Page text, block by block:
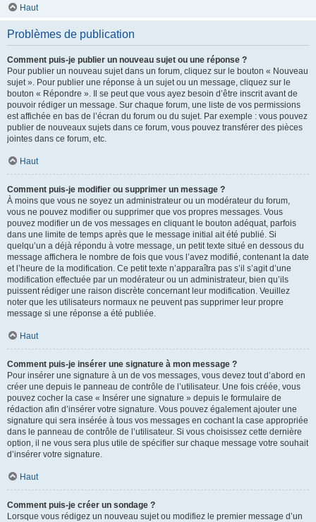
Haut
Problèmes de publication
Comment puis-je publier un nouveau sujet ou une réponse ?
Pour publier un nouveau sujet dans un forum, cliquez sur le bouton « Nouveau
sujet ». Pour publier une réponse à un sujet ou un message, cliquez sur le
bouton « Répondre ». Il se peut que vous ayez besoin d’être inscrit avant de
pouvoir rédiger un message. Sur chaque forum, une liste de vos permissions
est affichée en bas de l’écran du forum ou du sujet. Par exemple : vous pouvez
publier de nouveaux sujets dans ce forum, vous pouvez transférer des pièces
jointes dans ce forum, etc.
Haut
Comment puis-je modifier ou supprimer un message ?
À moins que vous ne soyez un administrateur ou un modérateur du forum,
vous ne pouvez modifier ou supprimer que vos propres messages. Vous
pouvez modifier un de vos messages en cliquant le bouton adéquat, parfois
dans une limite de temps après que le message initial ait été publié. Si
quelqu’un a déjà répondu à votre message, un petit texte situé en dessous du
message affichera le nombre de fois que vous l’avez modifié, contenant la date
et l’heure de la modification. Ce petit texte n’apparaîtra pas s’il s’agit d’une
modification effectuée par un modérateur ou un administrateur, bien qu’ils
puissent rédiger une raison discrète concernant leur modification. Veuillez
noter que les utilisateurs normaux ne peuvent pas supprimer leur propre
message si une réponse a été publiée.
Haut
Comment puis-je insérer une signature à mon message ?
Pour insérer une signature à un de vos messages, vous devez tout d’abord en
créer une depuis le panneau de contrôle de l’utilisateur. Une fois créée, vous
pouvez cocher la case « Insérer une signature » depuis le formulaire de
rédaction afin d’insérer votre signature. Vous pouvez également ajouter une
signature qui sera insérée à tous vos messages en cochant la case appropriée
dans le panneau de contrôle de l’utilisateur. Si vous choisissez cette dernière
option, il ne vous sera plus utile de spécifier sur chaque message votre souhait
d’insérer votre signature.
Haut
Comment puis-je créer un sondage ?
Lorsque vous rédigez un nouveau sujet ou modifiez le premier message d’un